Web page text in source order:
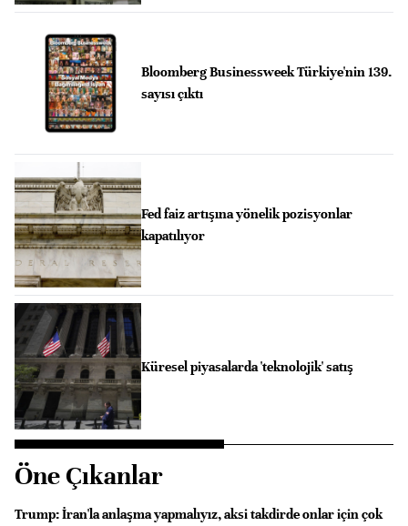
Bloomberg Businessweek Türkiye'nin 139.
sayısı çıktı
Fed faiz artışına yönelik pozisyonlar
kapatılıyor
Küresel piyasalarda 'teknolojik' satış
Öne Çıkanlar
Trump: İran'la anlaşma yapmalıyız, aksi takdirde onlar için çok